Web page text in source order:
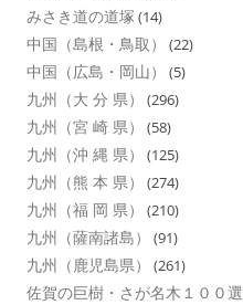
みさき道の道塚 (14)
中国（島根・鳥取） (22)
中国（広島・岡山） (5)
九州（大 分 県） (296)
九州（宮 崎 県） (58)
九州（沖 縄 県） (125)
九州（熊 本 県） (274)
九州（福 岡 県） (210)
九州（薩南諸島） (91)
九州（鹿児島県） (261)
佐賀の巨樹・さが名木１００選